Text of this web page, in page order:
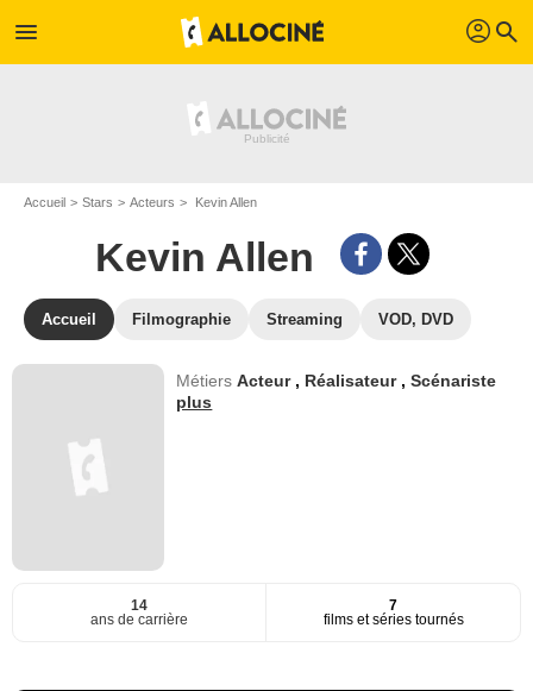
menu profil search
Accueil Stars Acteurs Kevin Allen
Kevin Allen
Accueil Filmographie Streaming VOD, DVD
MétiersActeur , Réalisateur ,Scénariste
plus
14
ans de carrière
7
films et séries tournés